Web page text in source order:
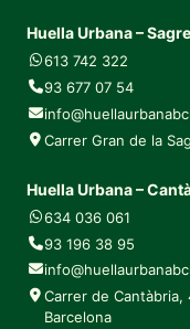
Huella Urbana –
613 742 322
93 677 07 54
Carrer Gran de la
Huella Urbana –
634 036 061
93 196 38 95
Carrer de
Barcelona